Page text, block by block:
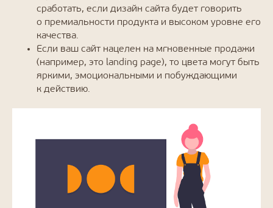
сработать, если дизайн сайта будет говорить
о премиальности продукта и высоком уровне его
качества.
Если ваш сайт нацелен на мгновенные продажи
(например, это landing page), то цвета могут быть
яркими, эмоциональными и побуждающими
к действию.